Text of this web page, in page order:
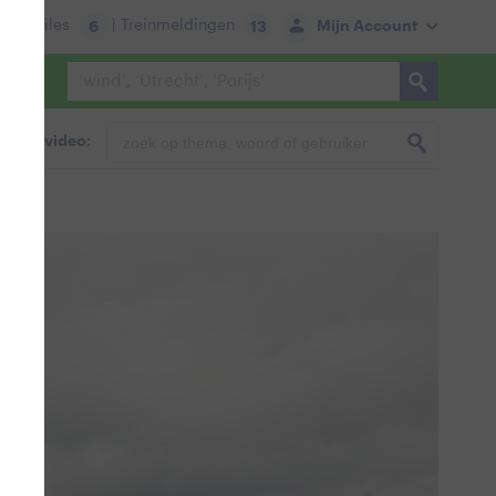
Mijn Account
Files 6 | Treinmeldingen 13
& video: